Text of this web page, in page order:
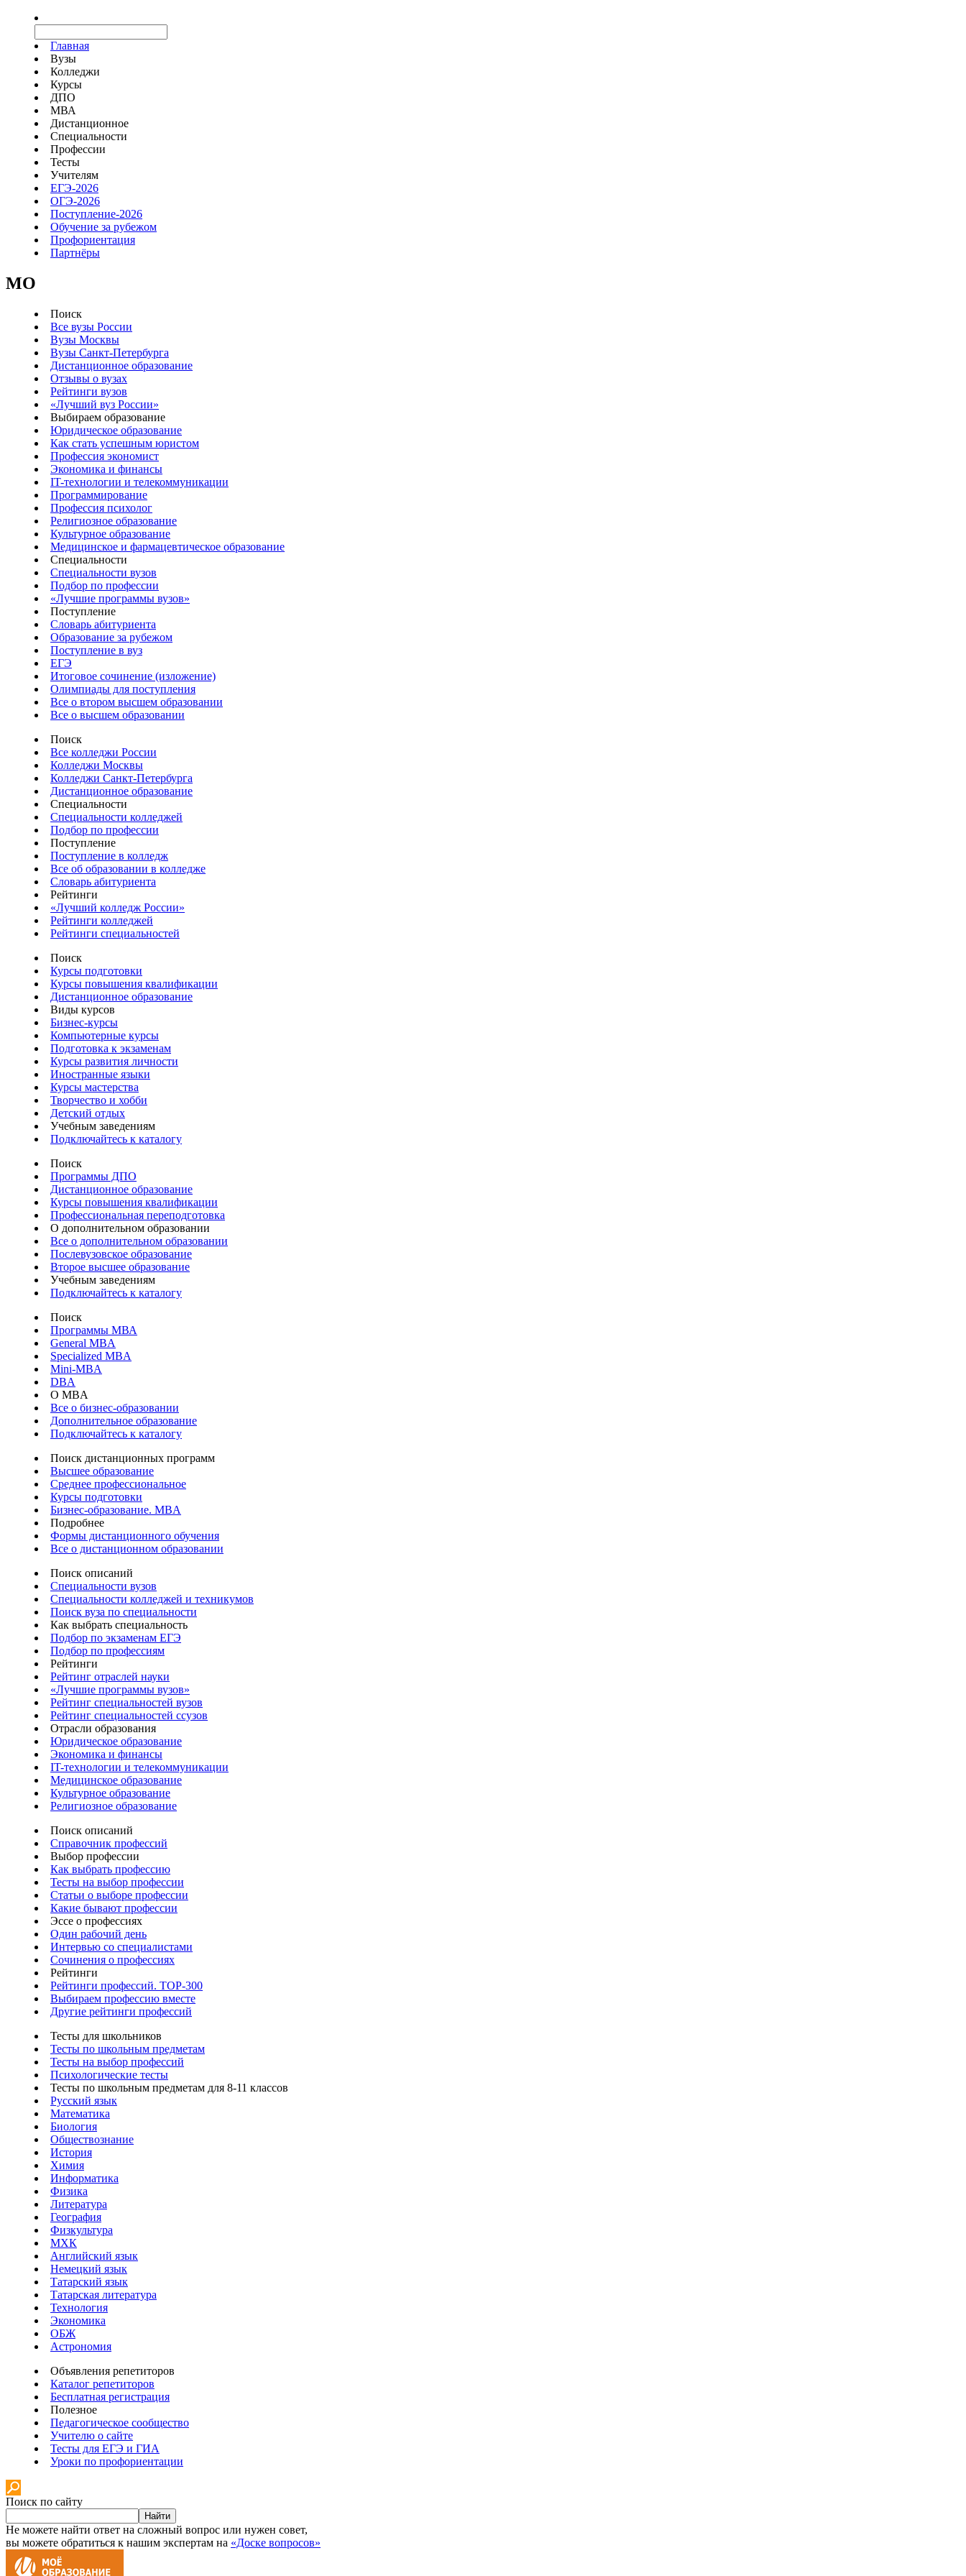
Главная
Вузы
Колледжи
Курсы
ДПО
МВА
Дистанционное
Специальности
Профессии
Тесты
Учителям
ЕГЭ-2026
ОГЭ-2026
Поступление-2026
Обучение за рубежом
Профориентация
Партнёры
MO
Поиск
Все вузы России
Вузы Москвы
Вузы Санкт-Петербурга
Дистанционное образование
Отзывы о вузах
Рейтинги вузов
«Лучший вуз России»
Выбираем образование
Юридическое образование
Как стать успешным юристом
Профессия экономист
Экономика и финансы
IT-технологии и телекоммуникации
Программирование
Профессия психолог
Религиозное образование
Культурное образование
Медицинское и фармацевтическое образование
Специальности
Специальности вузов
Подбор по профессии
«Лучшие программы вузов»
Поступление
Словарь абитуриента
Образование за рубежом
Поступление в вуз
ЕГЭ
Итоговое сочинение (изложение)
Олимпиады для поступления
Все о втором высшем образовании
Все о высшем образовании
Поиск
Все колледжи России
Колледжи Москвы
Колледжи Санкт-Петербурга
Дистанционное образование
Специальности
Специальности колледжей
Подбор по профессии
Поступление
Поступление в колледж
Все об образовании в колледже
Словарь абитуриента
Рейтинги
«Лучший колледж России»
Рейтинги колледжей
Рейтинги специальностей
Поиск
Курсы подготовки
Курсы повышения квалификации
Дистанционное образование
Виды курсов
Бизнес-курсы
Компьютерные курсы
Подготовка к экзаменам
Курсы развития личности
Иностранные языки
Курсы мастерства
Творчество и хобби
Детский отдых
Учебным заведениям
Подключайтесь к каталогу
Поиск
Программы ДПО
Дистанционное образование
Курсы повышения квалификации
Профессиональная переподготовка
О дополнительном образовании
Все о дополнительном образовании
Послевузовское образование
Второе высшее образование
Учебным заведениям
Подключайтесь к каталогу
Поиск
Программы МВА
General MBA
Specialized MBA
Mini-MBA
DBA
О MBA
Все о бизнес-образовании
Дополнительное образование
Подключайтесь к каталогу
Поиск дистанционных программ
Высшее образование
Среднее профессиональное
Курсы подготовки
Бизнес-образование. MBA
Подробнее
Формы дистанционного обучения
Все о дистанционном образовании
Поиск описаний
Специальности вузов
Специальности колледжей и техникумов
Поиск вуза по специальности
Как выбрать специальность
Подбор по экзаменам ЕГЭ
Подбор по профессиям
Рейтинги
Рейтинг отраслей науки
«Лучшие программы вузов»
Рейтинг специальностей вузов
Рейтинг специальностей ссузов
Отрасли образования
Юридическое образование
Экономика и финансы
IT-технологии и телекоммуникации
Медицинское образование
Культурное образование
Религиозное образование
Поиск описаний
Справочник профессий
Выбор профессии
Как выбрать профессию
Тесты на выбор профессии
Статьи о выборе профессии
Какие бывают профессии
Эссе о профессиях
Один рабочий день
Интервью со специалистами
Сочинения о профессиях
Рейтинги
Рейтинги профессий. TOP-300
Выбираем профессию вместе
Другие рейтинги профессий
Тесты для школьников
Тесты по школьным предметам
Тесты на выбор профессий
Психологические тесты
Тесты по школьным предметам для 8-11 классов
Русский язык
Математика
Биология
Обществознание
История
Химия
Информатика
Физика
Литература
География
Физкультура
МХК
Английский язык
Немецкий язык
Татарский язык
Татарская литература
Технология
Экономика
ОБЖ
Астрономия
Объявления репетиторов
Каталог репетиторов
Бесплатная регистрация
Полезное
Педагогическое сообщество
Учителю о сайте
Тесты для ЕГЭ и ГИА
Уроки по профориентации
Поиск по сайту
Найти
Не можете найти ответ на сложный вопрос или нужен совет,
вы можете обратиться к нашим экспертам на «Доске вопросов»